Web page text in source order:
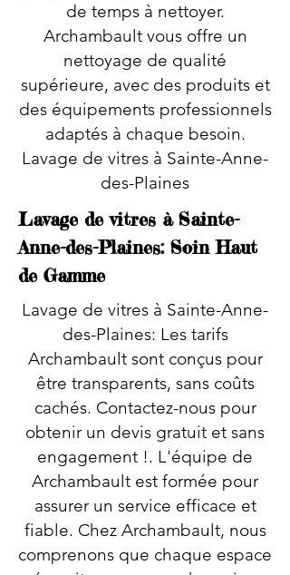
de temps à nettoyer.
Archambault vous offre un
nettoyage de qualité
supérieure, avec des produits et
des équipements professionnels
adaptés à chaque besoin.
Lavage de vitres à Sainte-Anne-
des-Plaines
Lavage de vitres à Sainte-
Anne-des-Plaines: Soin Haut
de Gamme
Lavage de vitres à Sainte-Anne-
des-Plaines: Les tarifs
Archambault sont conçus pour
être transparents, sans coûts
cachés. Contactez-nous pour
obtenir un devis gratuit et sans
engagement !. L'équipe de
Archambault est formée pour
assurer un service efficace et
fiable. Chez Archambault, nous
comprenons que chaque espace